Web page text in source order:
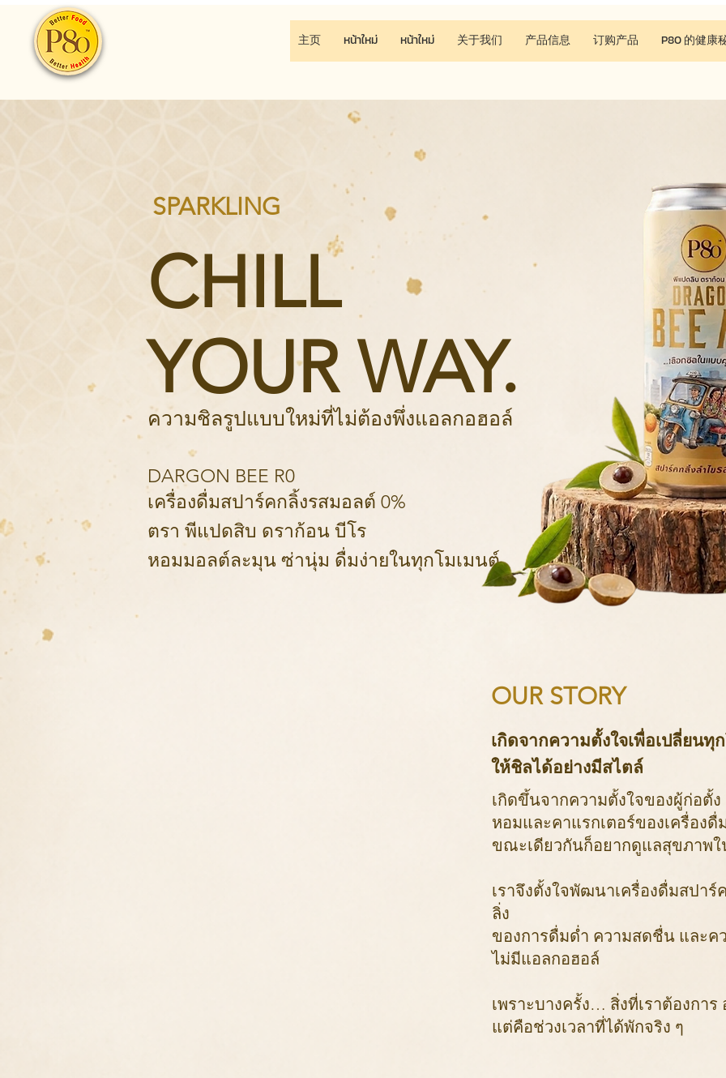
主页 หน้าใหม่ หน้าใหม่ 关于我们 产品信息 订购产品 P80 的健康
SPARKLING
CHILL
YOUR WAY.
DARGON BEE R0
เครื่องดื่มสปาร์คกลิ้งรสมอลต์ 0%
ตรา พีแปดสิบ ดราก้อน บีโร
หอมมอลต์ละมุน ซ่านุ่ม ดื่มง่ายในทุกโมเมนต์
ความชิลรูปแบบใหม่ที่ไม่ต้องพึ่งแอลกอฮอล์
OUR STORY
เกิดจากความตั้งใจเพื่อเปลี่ยนทุ
ให้ชิลได้อย่างมีสไตล์
เกิดขึ้นจากความตั้งใจของผู้ก่อตั้
หอมและคาแรกเตอร์ของเครื่อง
ขณะเดียวกันก็อยากดูแลสุขภาพใ
เราจึงตั้งใจพัฒนาเครื่องดื่มสปา
ลิ่ง
ของการดื่มด่ำ ความสดชื่น และ
ไม่มีแอลกอฮอล์
เพราะบางครั้ง… สิ่งที่เราต้องกา
แต่คือช่วงเวลาที่ได้พักจริง ๆ